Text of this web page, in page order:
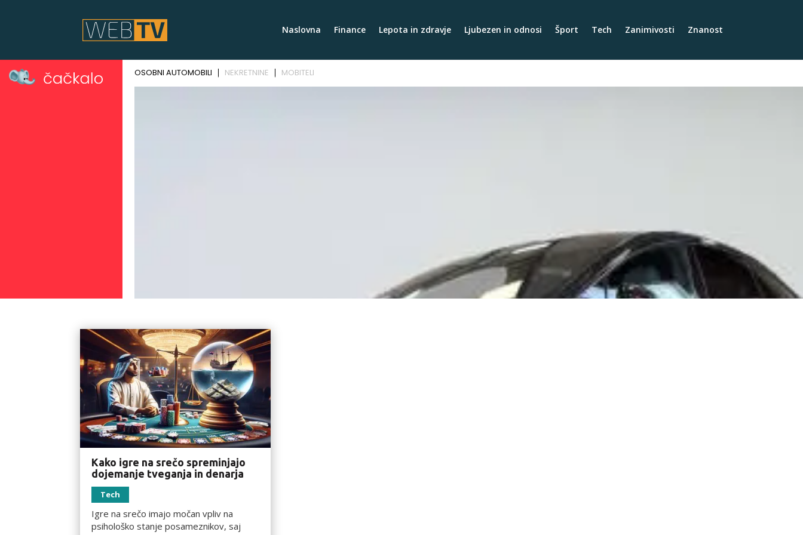
Naslovna Finance Lepota in zdravje Ljubezen in odnosi Šport Tech Zanimivosti Znanost
Kako igre na srečo spreminjajo
dojemanje tveganja in denarja
Tech
Igre na srečo imajo močan vpliv na
psihološko stanje posameznikov, saj